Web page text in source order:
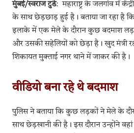
मुंबई/स्वराज टुडे: महाराष्ट्र के जलगांव में
के साथ छेड़छाड़ हुई है। बताया जा रहा है
इलाके में एक मेले के दौरान कुछ बदमाश
और उसकी सहेलियों को छेड़ा है। खुद मंत्री
शिकायत मुक्ताई नगर थाने में जाकर की है।
वीडियो बना रहे थे बदमाश
पुलिस ने बताया कि कुछ लड़कों ने मेले के
साथ छेड़खानी की है। इस दौरान उन्होंने वहां